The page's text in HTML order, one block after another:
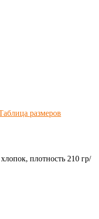
размеров
плотность 210 гр/